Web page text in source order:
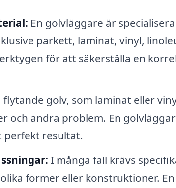
En golvläggare är
parkett, laminat, vinyl,
för att säkerställa en
flytande golv, som laminat eller
och andra problem. En
perfekt resultat.
I många fall krävs
former eller konstruktioner.